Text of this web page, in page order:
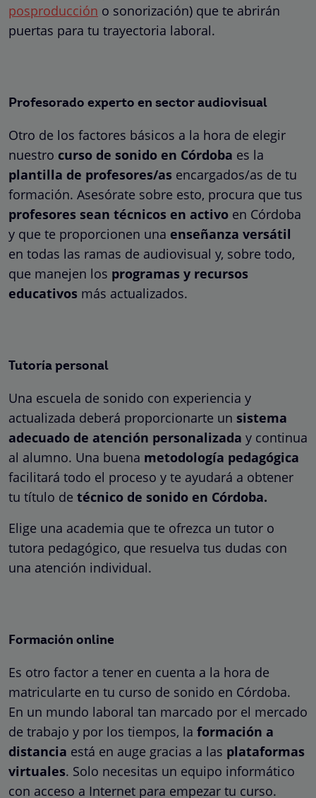
posproducción o sonorización) que te abrirán
puertas para tu trayectoria laboral.
Profesorado experto en sector audiovisual
Otro de los factores básicos a la hora de elegir
nuestro curso de sonido en Córdoba es la
plantilla de profesores/as encargados/as de tu
formación. Asesórate sobre esto, procura que tus
profesores sean técnicos en activo en Córdoba
y que te proporcionen una enseñanza versátil
en todas las ramas de audiovisual y, sobre todo,
que manejen los programas y recursos
educativos más actualizados.
Tutoría personal
Una escuela de sonido con experiencia y
actualizada deberá proporcionarte un sistema
adecuado de atención personalizada y continua
al alumno. Una buena metodología pedagógica
facilitará todo el proceso y te ayudará a obtener
tu título de técnico de sonido en Córdoba.
Elige una academia que te ofrezca un tutor o
tutora pedagógico, que resuelva tus dudas con
una atención individual.
Formación online
Es otro factor a tener en cuenta a la hora de
matricularte en tu curso de sonido en Córdoba.
En un mundo laboral tan marcado por el mercado
de trabajo y por los tiempos, la formación a
distancia está en auge gracias a las plataformas
virtuales. Solo necesitas un equipo informático
con acceso a Internet para empezar tu curso.